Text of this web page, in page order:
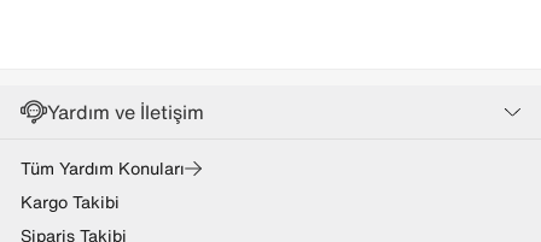
Yardım ve İletişim
Tüm Yardım Konuları
Kargo Takibi
Sipariş Takibi